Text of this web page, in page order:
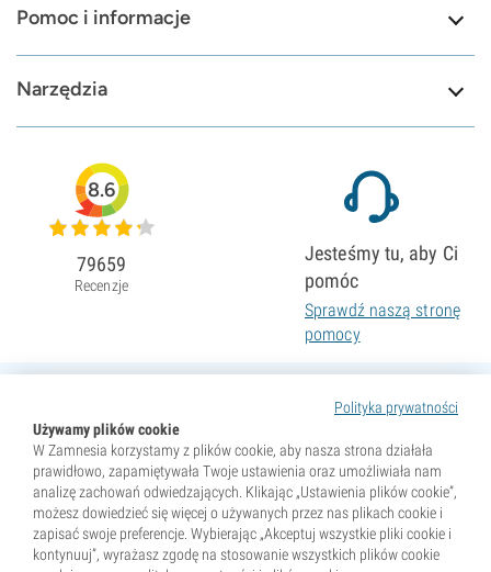
Pomoc i informacje
Narzędzia
Polityka prywatności
Używamy plików cookie
W Zamnesia korzystamy z plików cookie, aby nasza strona działała
prawidłowo, zapamiętywała Twoje ustawienia oraz umożliwiała nam
analizę zachowań odwiedzających. Klikając „Ustawienia plików cookie”,
możesz dowiedzieć się więcej o używanych przez nas plikach cookie i
zapisać swoje preferencje. Wybierając „Akceptuj wszystkie pliki cookie i
kontynuuj”, wyrażasz zgodę na stosowanie wszystkich plików cookie
8.6
79659
Recenzje
Jesteśmy tu, aby Ci
pomóc
Sprawdź naszą stronę
pomocy